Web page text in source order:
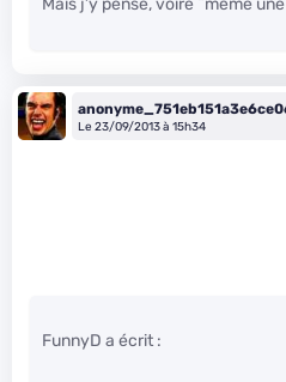
Mais j’y pense, voire ^même
Le 23/09/2013 à 15h34
FunnyD a écrit :